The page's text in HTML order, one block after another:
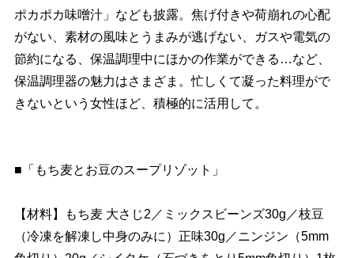
ポカポカ味噌汁」なども披露。焦げ付きや荷崩れの心配
がない、素材の風味とうまみが逃げない、ガスや電気の
節約になる、保温調理中にほかの作業ができる…など、
保温調理器の魅力はさまざま。忙しくて凝った料理がで
きないという女性ほど、積極的に活用して。
■「もち麦とお豆のスープリゾット」
【材料】もち麦 大さじ2／ミックスビーンズ30g／枝豆
（冷凍を解凍し中身のみに）正味30g／ニンジン（5mm